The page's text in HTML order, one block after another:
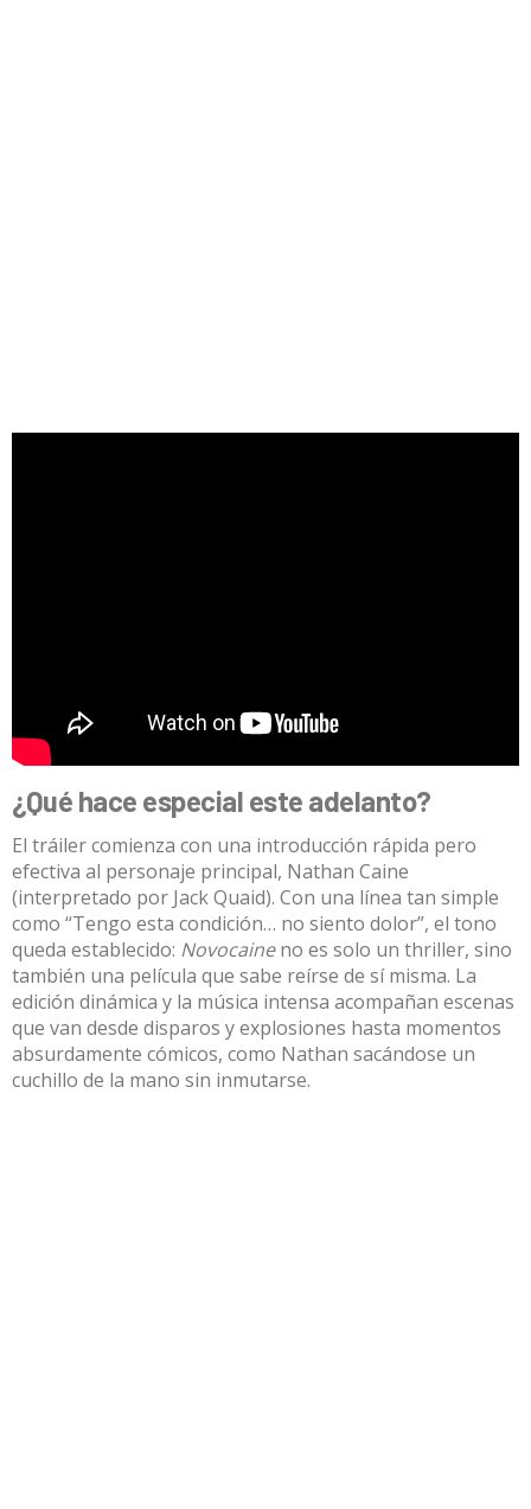
¿Qué hace especial este adelanto?
El tráiler comienza con una introducción rápida pero
efectiva al personaje principal, Nathan Caine
(interpretado por Jack Quaid). Con una línea tan simple
como “Tengo esta condición… no siento dolor”, el tono
queda establecido: Novocaineno es solo un thriller, sino
también una película que sabe reírse de sí misma. La
edición dinámica y la música intensa acompañan escenas
que van desde disparos y explosiones hasta momentos
absurdamente cómicos, como Nathan sacándose un
cuchillo de la mano sin inmutarse.